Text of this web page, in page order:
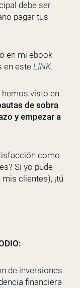
debe ser
pagar tus
en mi ebook
en este LINK.
hemos visto en
de sobra
y empezar a
como
Si yo pude
clientes), ¡tú
de inversiones
financiera